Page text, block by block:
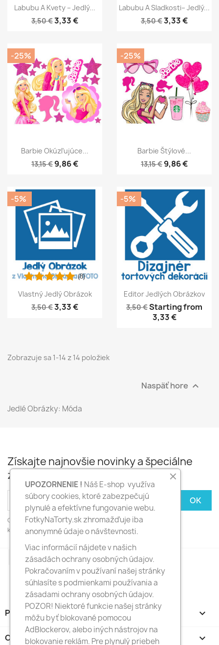
Labubu A Kvety – Jedlý...
3,50 €3,33 €
Labubu A Sladkosti– Jedlý...
3,50 €3,33 €
Barbie Okúzľujúce...
13,15 € 9,86 €
-25%
Barbie Štýlové...
13,15 € 9,86 €
-25%
Vlastný Jedlý Obrázok
3,50 €3,33 €
(8)
-5%
Editor Jedlých Obrázkov
3,50 €Starting from
3,33 €
-5%
Zobrazuje sa 1-14 z 14 položiek
Naspäť hore 
Jedlé Obrázky: Móda
Získajte najnovšie novinky a špeciálne
zľavy
Odber noviniek môžete kedykoľvek zrušiť. Ak to chcete urobiť,
kontaktujte nás.
FacebookInstagram
PRODUKTY 
O NÁS 
UPOZORNENIE ! Náš E-shop využíva
súbory cookies, ktoré zabezpečujú
plynulé a efektívne fungovanie webu.
FotkyNaTorty.sk zhromažďuje iba
anonymné údaje o návštevnosti.
Viac informácií nájdete v našich
zásadách ochrany osobných údajov.
Pokračovaním v používaní našej stránky
súhlasíte s podmienkami používania a
zásadami ochrany osobných údajov.
POZOR! Niektoré funkcie našej stránky
môžu byť blokované pomocou
AdBlockerov, alebo iných nástrojov na
blokovanie reklám. Pre plynulý priebeh